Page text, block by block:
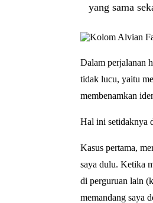
yang sama
Dalam perjalanan
tidak lucu, yaitu
membenamkan
Hal ini setidaknya
Kasus pertama,
saya dulu. Ketika
di perguruan lain
memandang saya